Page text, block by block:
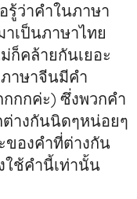
รู้ว่าคำในภาษา
เป็นภาษาไทย
ก็คล้ายกันเยอะ
าษาจีนมีคำ
กกค่ะ) ซึ่งพวกคำ
างกันนิดๆหน่อยๆ
ของคำที่ต่างกัน
ช้คำนี้เท่านั้น